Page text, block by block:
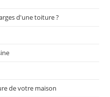
d'une toiture ?
de votre maison